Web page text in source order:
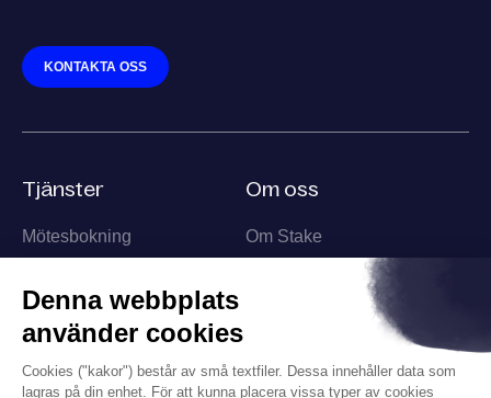
KONTAKTA OSS
Tjänster
Mötesbokning
Affärsutveckling
Om oss
Om Stake
Information Kontakt